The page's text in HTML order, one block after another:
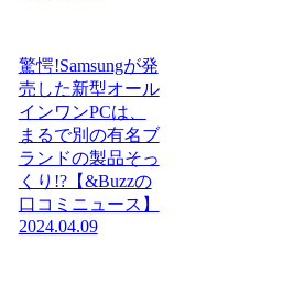
驚愕!Samsungが発
売した新型オール
インワンPCは、
まるで別の有名ブ
ランドの製品そっ
くり!?【&Buzzの
口コミニュース】
2024.04.09